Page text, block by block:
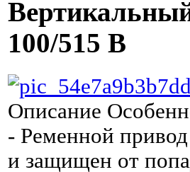
100/515 В
Описание
- Ременной
и защищен от